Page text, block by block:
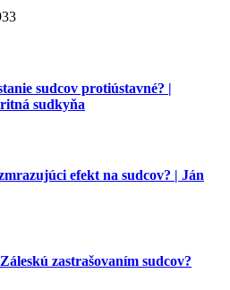
sudcov protiústavné? |
sudkyňa
efekt na sudcov? | Ján
zastrašovaním sudcov?